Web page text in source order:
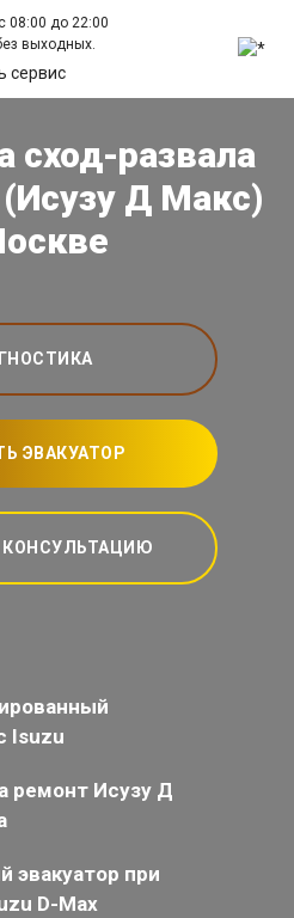
08:00 до 22:00
выходных.
сервис
сход-развала
Д Макс)
ЭВАКУАТОР
КОНСУЛЬТАЦИЮ
Isuzu
ремонт Исузу Д
эвакуатор при
D-Max